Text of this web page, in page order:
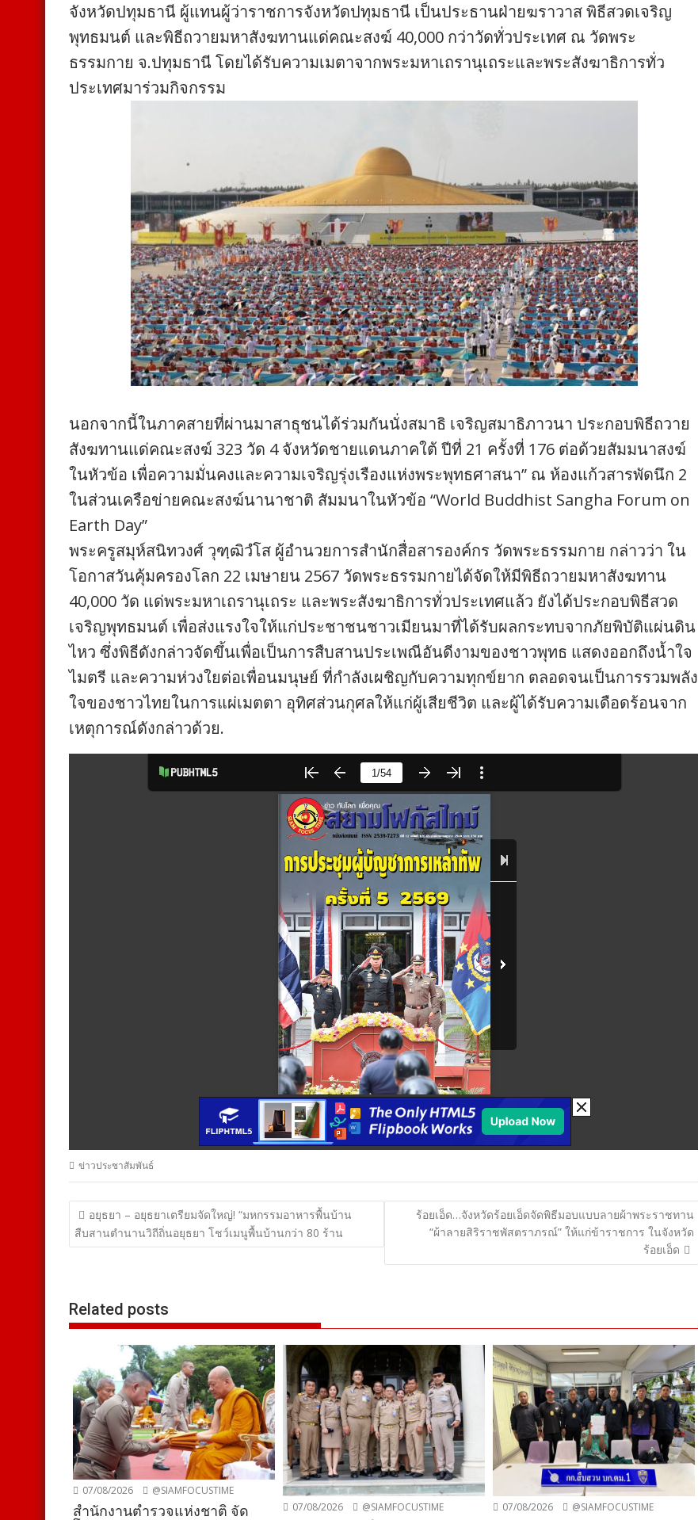
จังหวัดปทุมธานี ผู้แทนผู้ว่าราชการจังหวัดปทุมธานี เป็นประธานฝ่ายฆราวาส พิธีสวดเจริญ
พุทธมนต์ และพิธีถวายมหาสังฆทานแด่คณะสงฆ์ 40,000 กว่าวัดทั่วประเทศ ณ วัดพระ
ธรรมกาย จ.ปทุมธานี โดยได้รับความเมตาจากพระมหาเถรานุเถระและพระสังฆาธิการทั่ว
ประเทศมาร่วมกิจกรรม
นอกจากนี้ในภาคสายที่ผ่านมาสาธุชนได้ร่วมกันนั่งสมาธิ เจริญสมาธิภาวนา ประกอบพิธีถวาย
สังฆทานแด่คณะสงฆ์ 323 วัด 4 จังหวัดชายแดนภาคใต้ ปีที่ 21 ครั้งที่ 176 ต่อด้วยสัมมนาสงฆ์
ในหัวข้อ เพื่อความมั่นคงและความเจริญรุ่งเรืองแห่งพระพุทธศาสนา” ณ ห้องแก้วสารพัดนึก 2
ในส่วนเครือข่ายคณะสงฆ์นานาชาติ สัมมนาในหัวข้อ “World Buddhist Sangha Forum on
Earth Day”
พระครูสมุห์สนิทวงศ์ วุฑฺฒิวํโส ผู้อำนวยการสำนักสื่อสารองค์กร วัดพระธรรมกาย กล่าวว่า ใน
โอกาสวันคุ้มครองโลก 22 เมษายน 2567 วัดพระธรรมกายได้จัดให้มีพิธีถวายมหาสังฆทาน
40,000 วัด แด่พระมหาเถรานุเถระ และพระสังฆาธิการทั่วประเทศแล้ว ยังได้ประกอบพิธีสวด
เจริญพุทธมนต์ เพื่อส่งแรงใจให้แก่ประชาชนชาวเมียนมาที่ได้รับผลกระทบจากภัยพิบัติแผ่นดิน
ไหว ซึ่งพิธีดังกล่าวจัดขึ้นเพื่อเป็นการสืบสานประเพณีอันดีงามของชาวพุทธ แสดงออกถึงน้ำใจ
ไมตรี และความห่วงใยต่อเพื่อนมนุษย์ ที่กำลังเผชิญกับความทุกข์ยาก ตลอดจนเป็นการรวมพลัง
ใจของชาวไทยในการแผ่เมตตา อุทิศส่วนกุศลให้แก่ผู้เสียชีวิต และผู้ได้รับความเดือดร้อนจาก
เหตุการณ์ดังกล่าวด้วย.
ข่าวประชาสัมพันธ์
แนะแนว
เรื่อง
อยุธยา – อยุธยาเตรียมจัดใหญ่! “มหกรรมอาหารพื้นบ้าน
สืบสานตำนานวิถีถิ่นอยุธยา โชว์เมนูพื้นบ้านกว่า 80 ร้าน
ร้อยเอ็ด…จังหวัดร้อยเอ็ดจัดพิธีมอบแบบลายผ้าพระราชทาน
“ผ้าลายสิริราชพัสตราภรณ์” ให้แก่ข้าราชการ ในจังหวัด
ร้อยเอ็ด
Related posts
07/08/2026 @SIAMFOCUSTIME
สำนักงานตำรวจแห่งชาติ จัด
07/08/2026 @SIAMFOCUSTIME 07/08/2026 @SIAMFOCUSTIME